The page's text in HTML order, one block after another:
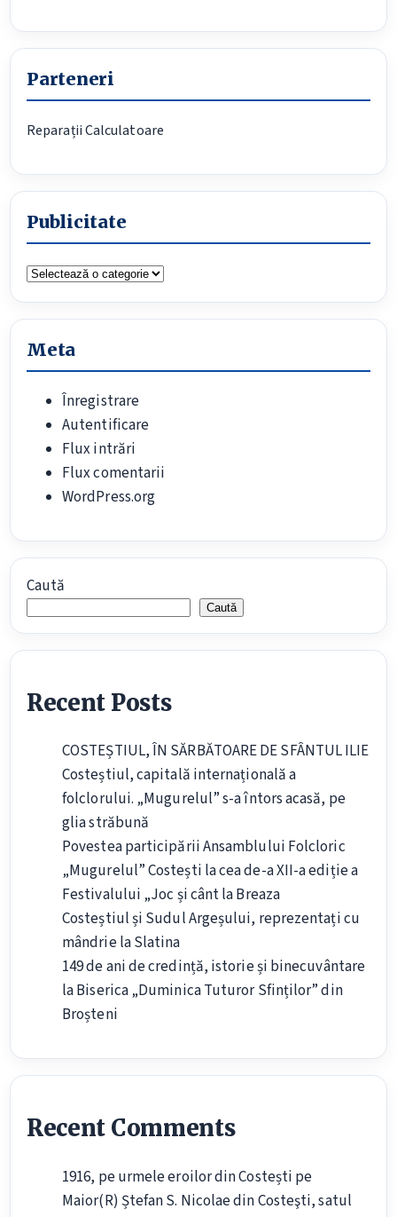
Parteneri
Reparații Calculatoare
Publicitate
Publicitate
Meta
Înregistrare
Autentificare
Flux intrări
Flux comentarii
WordPress.org
Caută
Caută
Recent Posts
COSTEȘTIUL, ÎN SĂRBĂTOARE DE SFÂNTUL ILIE
Costeștiul, capitală internațională a
folclorului. „Mugurelul” s-a întors acasă, pe
glia străbună
Povestea participării Ansamblului Folcloric
„Mugurelul” Costești la cea de-a XII-a ediție a
Festivalului „Joc și cânt la Breaza
Costeștiul și Sudul Argeșului, reprezentați cu
mândrie la Slatina
149 de ani de credință, istorie și binecuvântare
la Biserica „Duminica Tuturor Sfinților” din
Broșteni
Recent Comments
1916, pe urmele eroilor din Costești pe
Maior(R) Ștefan S. Nicolae din Costeşti, satul